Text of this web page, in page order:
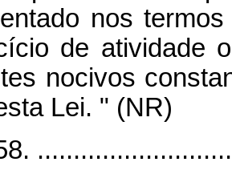
nos
de atividade
nocivos
Lei. " (NR)